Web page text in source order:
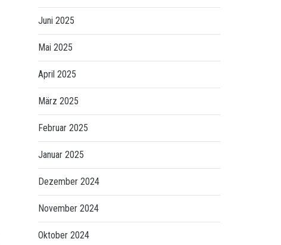
Juni 2025
Mai 2025
April 2025
März 2025
Februar 2025
Januar 2025
Dezember 2024
November 2024
Oktober 2024